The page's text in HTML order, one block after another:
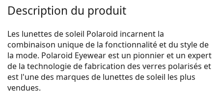
Description du produit
Les lunettes de soleil Polaroid incarnent la
combinaison unique de la fonctionnalité et du style de
la mode. Polaroid Eyewear est un pionnier et un expert
de la technologie de fabrication des verres polarisés et
est l'une des marques de lunettes de soleil les plus
vendues.